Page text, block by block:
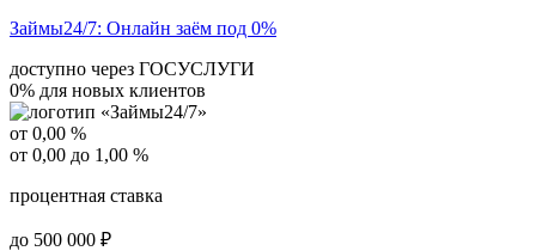
Займы24/7: Онлайн заём под 0%
доступно через ГОСУСЛУГИ
0% для новых клиентов
от 0,00 %
от 0,00 до 1,00 %
процентная ставка
до 500 000 ₽